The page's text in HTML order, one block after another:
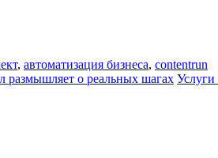
, автоматизация бизнеса, contentrun
размышляет о реальных шагах